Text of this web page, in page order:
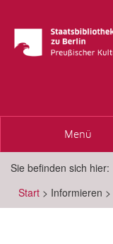
Toggle
Menü
Sie befinden sich hier:
Start > Informieren >